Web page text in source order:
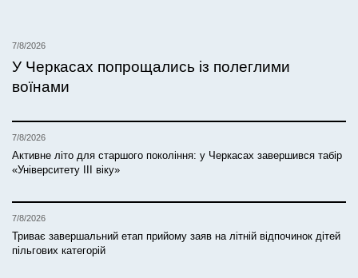
7/8/2026
У Черкасах попрощались із полеглими
воїнами
7/8/2026
Активне літо для старшого покоління: у Черкасах завершився табір
«Університету ІІІ віку»
7/8/2026
Триває завершальний етап прийому заяв на літній відпочинок дітей
пільгових категорій